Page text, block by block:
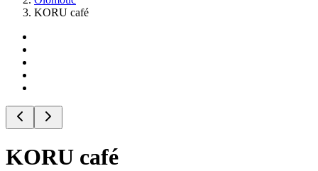
KORU café
KORU café